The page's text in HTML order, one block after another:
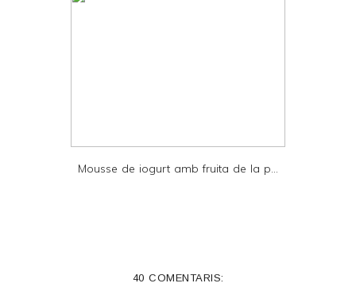
Mousse de iogurt amb fruita de la p...
40 COMENTARIS: